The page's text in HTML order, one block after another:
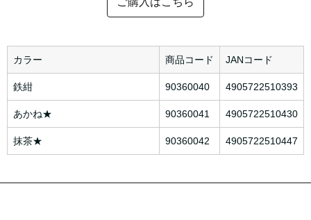
カラー 商品コード JANコード
鉄紺 90360040 4905722510393
あかね★ 90360041 4905722510430
抹茶★ 90360042 4905722510447